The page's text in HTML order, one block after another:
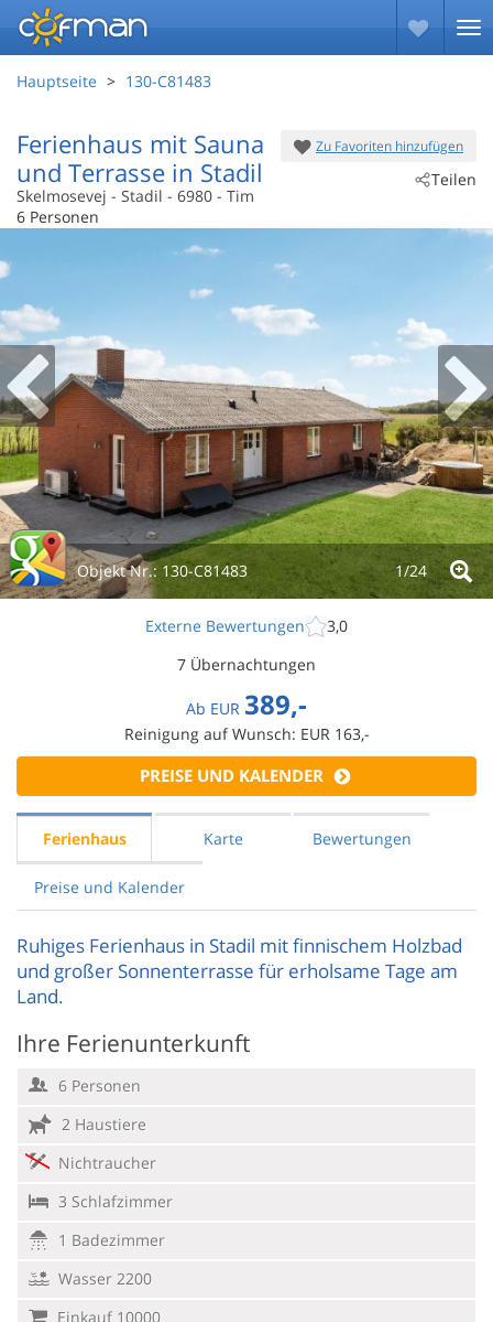
Hauptseite 130-C81483
Zu Favoriten hinzufügen
Teilen
Ferienhaus mit Sauna
und Terrasse in Stadil
Skelmosevej - Stadil - 6980 - Tim
6 Personen
Objekt Nr.:130-C81483 1/24
Externe Bewertungen
3,0
7 Übernachtungen
Ab EUR 389,-
Reinigung auf Wunsch: EUR 163,-
PREISE UND KALENDER
Ferienhaus Karte Bewertungen
Preise und Kalender
Ruhiges Ferienhaus in Stadil mit finnischem Holzbad
und großer Sonnenterrasse für erholsame Tage am
Land.
Ihre Ferienunterkunft
6 Personen
2 Haustiere
Nichtraucher
3 Schlafzimmer
1 Badezimmer
Wasser 2200
Einkauf 10000